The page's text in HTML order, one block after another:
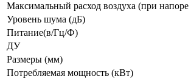
Максимальный расход воздуха (при
Уровень шума (дБ)
Питание(в/Гц/Ф)
ДУ
Размеры (мм)
Потребляемая мощность (кВт)